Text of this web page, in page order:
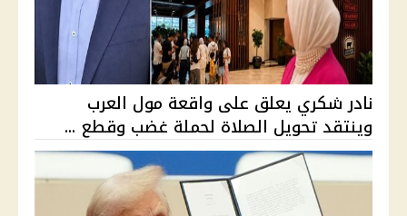
نادر شكري يعلق على واقعة مول العرب
وينتقد تحويل الصلاة لحملة غضب وقطع ...